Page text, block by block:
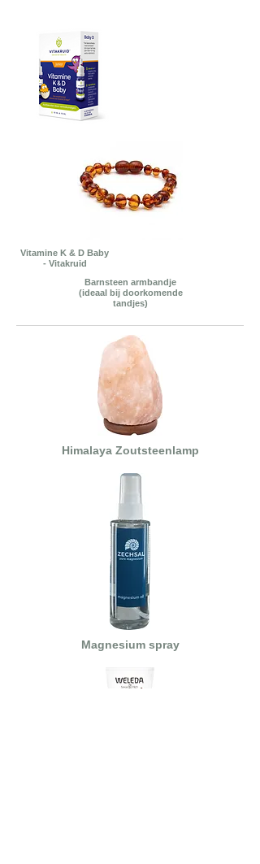
Vitamine K & D Baby
- Vitakruid
Barnsteen armbandje
(ideaal bij doorkomende
tandjes)
Himalaya Zoutsteenlamp
Magnesium spray